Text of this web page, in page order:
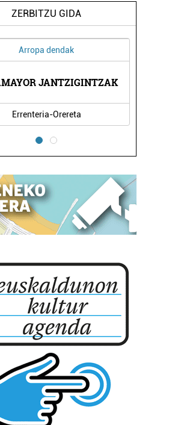
ZERBITZU GIDA
Arropa dendak
JANTZIGINTZAK
Errenteria-Orereta